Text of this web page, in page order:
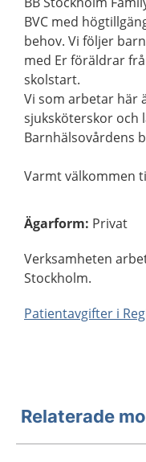
BVC med
behov. Vi följer
med Er föräldrar
skolstart.
Vi som arbetar här
sjuksköterskor och
Barnhälsovårdens
Varmt välkommen
Ägarform: Privat
Verksamheten
Stockholm.
Patientavgifter i
Relaterade